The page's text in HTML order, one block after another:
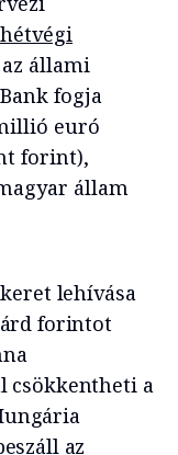
hétvégi
az állami
fogja
euró
forint),
állam
lehívása
forintot
csökkentheti a
az